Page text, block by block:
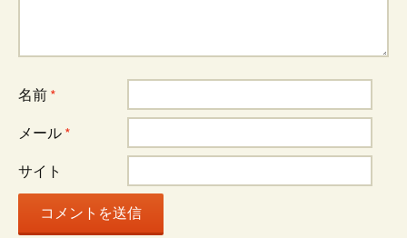
名前 *
メール *
サイト